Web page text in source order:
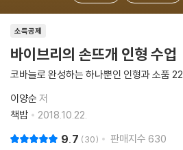
소득공제
바이브리의 손뜨개 인형 수업
코바늘로 완성하는 하나뿐인 인형과 소품 22
이양순 저
책밥
2018.10.22.
9.7 30 판매지수 630